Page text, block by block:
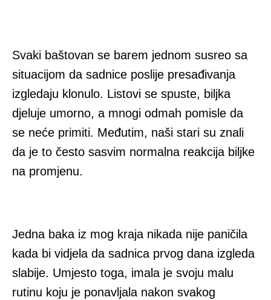
Svaki baštovan se barem jednom susreo sa
situacijom da sadnice poslije presađivanja
izgledaju klonulo. Listovi se spuste, biljka
djeluje umorno, a mnogi odmah pomisle da
se neće primiti. Međutim, naši stari su znali
da je to često sasvim normalna reakcija biljke
na promjenu.
Jedna baka iz mog kraja nikada nije paničila
kada bi vidjela da sadnica prvog dana izgleda
slabije. Umjesto toga, imala je svoju malu
rutinu koju je ponavljala nakon svakog